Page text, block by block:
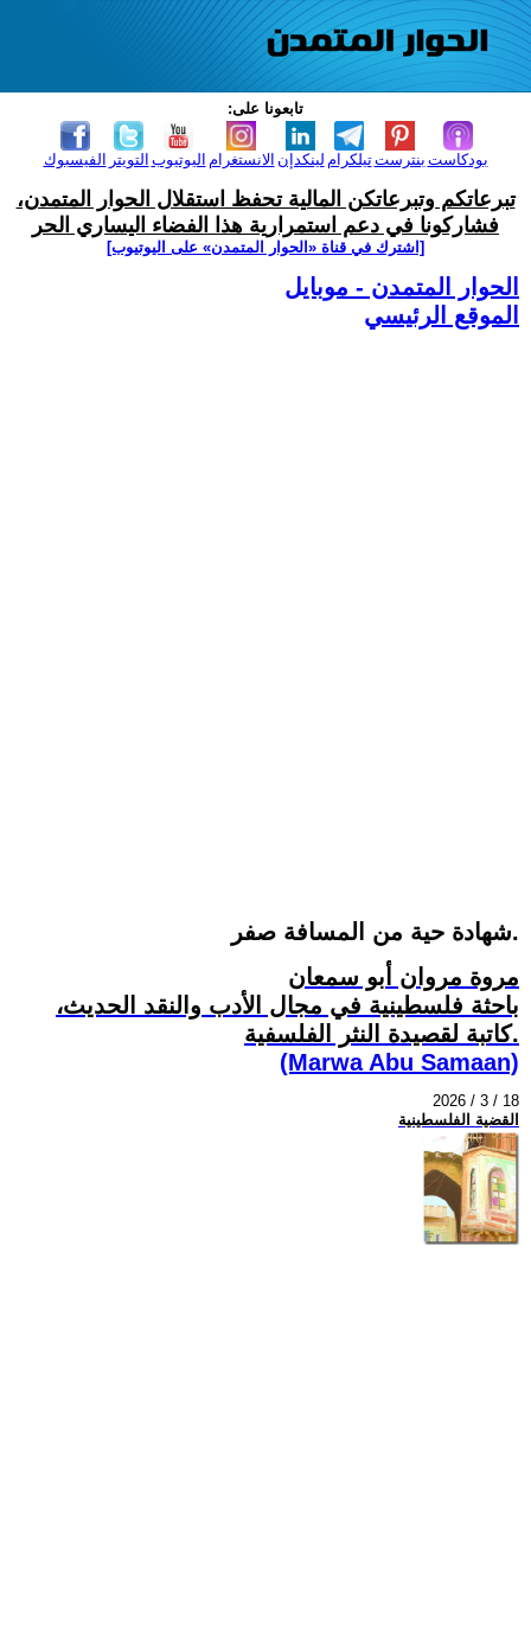
تابعونا على:
الفيسبوك التويتر اليوتيوب الانستغرام لينكدإن تيلكرامبنترست بودكاست
تبرعاتكم وتبرعاتكن المالية تحفظ استقلال الحوار المتمدن،
فشاركونا في دعم استمرارية هذا الفضاء اليساري الحر
[اشترك في قناة ‫«الحوار المتمدن» على اليوتيوب]
الحوار المتمدن - موبايل
الموقع الرئيسي
شهادة حية من المسافة صفر.
مروة مروان أبو سمعان
باحثة فلسطينية في مجال الأدب والنقد الحديث،
كاتبة لقصيدة النثر الفلسفية.
(Marwa Abu Samaan)
2026 / 3 / 18
القضية الفلسطينية